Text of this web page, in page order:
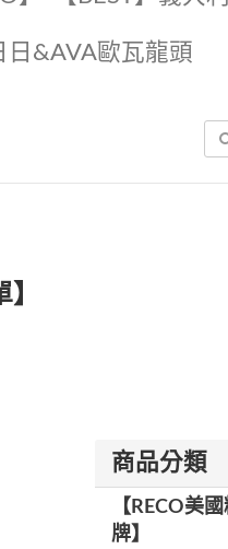
日&AVA歐瓦龍頭
商品分類
【RECO美
牌】